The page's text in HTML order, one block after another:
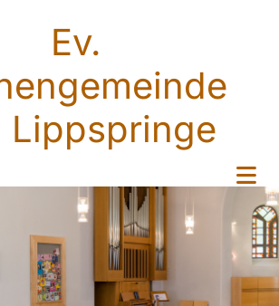
Ev.
Lippspringe